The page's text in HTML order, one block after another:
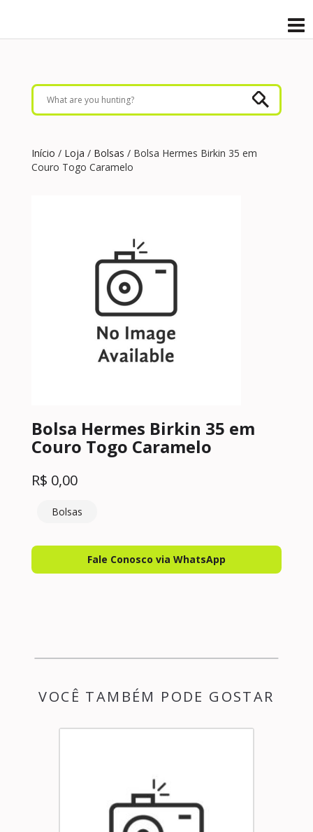
Início / Loja / Bolsas / Bolsa Hermes Birkin 35 em
Couro Togo Caramelo
Bolsa Hermes Birkin 35 em
Couro Togo Caramelo
R$ 0,00
Bolsas
Fale Conosco via WhatsApp
VOCÊ TAMBÉM PODE GOSTAR